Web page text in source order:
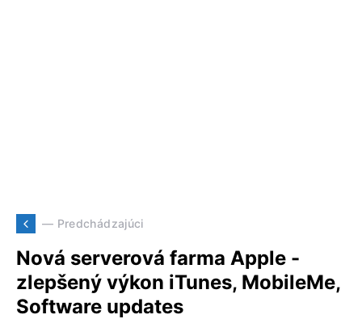
— Predchádzajúci
Nová serverová farma Apple -
zlepšený výkon iTunes, MobileMe,
Software updates